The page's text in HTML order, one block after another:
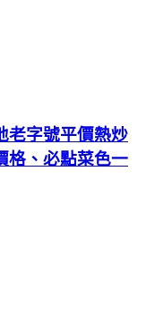
老字號平價熱炒
格、必點菜色一